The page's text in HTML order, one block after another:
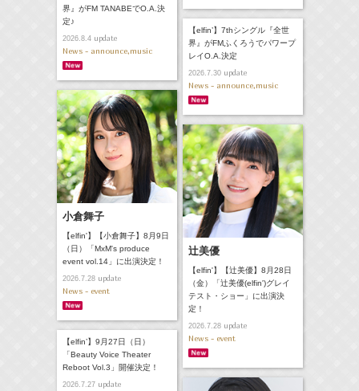
界』がFM TANABEでO.A.決
定♪
2026.8.4update
News - announce,music
【elfin’】7thシングル『全世
界』がFMふくろうでパワープ
レイO.A.決定
2026.7.30update
News - announce,music
小倉舞子
【elfin'】【小倉舞子】8月9日
（日）「MxM's produce
event vol.14」に出演決定！
2026.7.28update
News - event
辻美優
【elfin'】【辻美優】8月28日
（金）「辻美優(elfin')グレイ
テスト・ショー」に出演決
定！
2026.7.28update
News - event
【elfin’】9月27日（日）
「Beauty Voice Theater
Reboot Vol.3」開催決定！
2026.7.27update